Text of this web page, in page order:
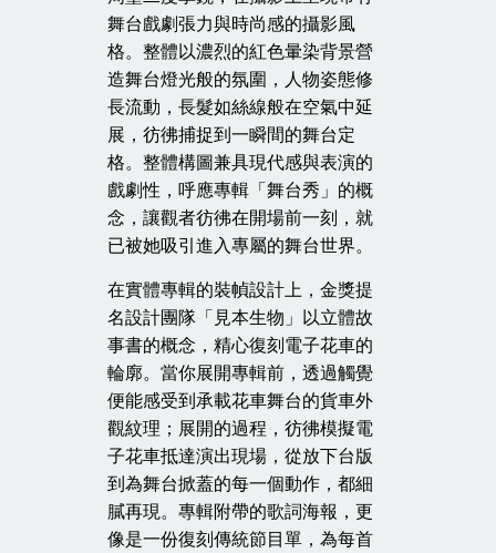
舞台戲劇張力與時尚感的攝影風
格。整體以濃烈的紅色暈染背景營
造舞台燈光般的氛圍，人物姿態修
長流動，長髮如絲線般在空氣中延
展，彷彿捕捉到一瞬間的舞台定
格。整體構圖兼具現代感與表演的
戲劇性，呼應專輯「舞台秀」的概
念，讓觀者彷彿在開場前一刻，就
已被她吸引進入專屬的舞台世界。
在實體專輯的裝幀設計上，金獎提
名設計團隊「見本生物」以立體故
事書的概念，精心復刻電子花車的
輪廓。當你展開專輯前，透過觸覺
便能感受到承載花車舞台的貨車外
觀紋理；展開的過程，彷彿模擬電
子花車抵達演出現場，從放下台版
到為舞台掀蓋的每一個動作，都細
膩再現。專輯附帶的歌詞海報，更
像是一份復刻傳統節目單，為每首